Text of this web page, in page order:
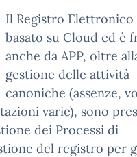
Il Registro Elettronico
basato su Cloud ed è
anche da APP, oltre
gestione delle attività
canoniche (assenze,
varie), sono
dei Processi di
del registro per